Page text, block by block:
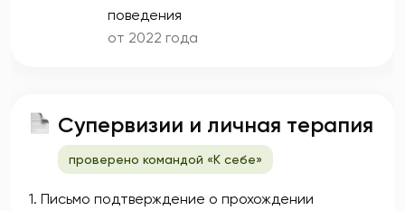
поведения
от 2022 года
Супервизии и личная терапия
проверено командой «К себе»
1. Письмо подтверждение о прохождении